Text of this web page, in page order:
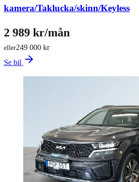
kamera/Taklucka/skinn/Keyless
249 000 kr
eller
2 989 kr/mån
Se bil